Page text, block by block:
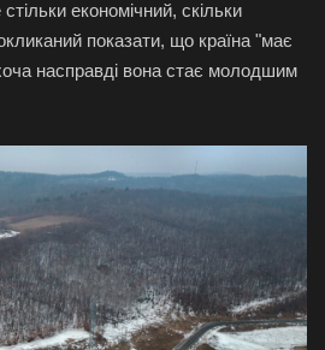
економічний, скільки
показати, що країна "має
насправді вона стає молодшим